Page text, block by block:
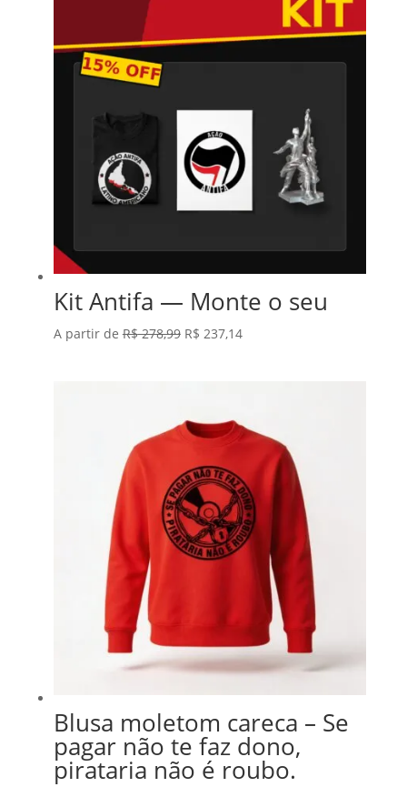
Kit Antifa — Monte o seu
A partir deR$278,99 O
R$ 278,99.
R$ 237,14O
R$ 237,14.
Blusa moletom careca – Se
pagar não te faz dono,
pirataria não é roubo.